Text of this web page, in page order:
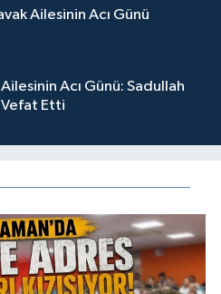
Ailesinin Acı Günü
Acı Günü: Sadullah
Etti